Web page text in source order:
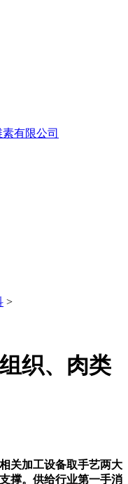
>
织、肉类
加工设备取手艺两大
撑。供给行业第一手消